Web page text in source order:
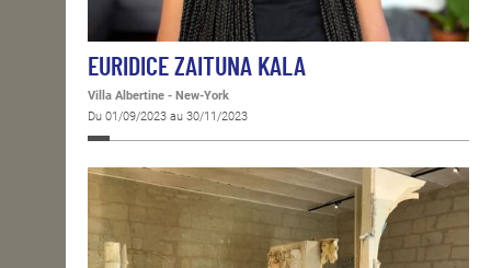
EURIDICE ZAITUNA KALA
Villa Albertine - New-York
Du 01/09/2023 au 30/11/2023